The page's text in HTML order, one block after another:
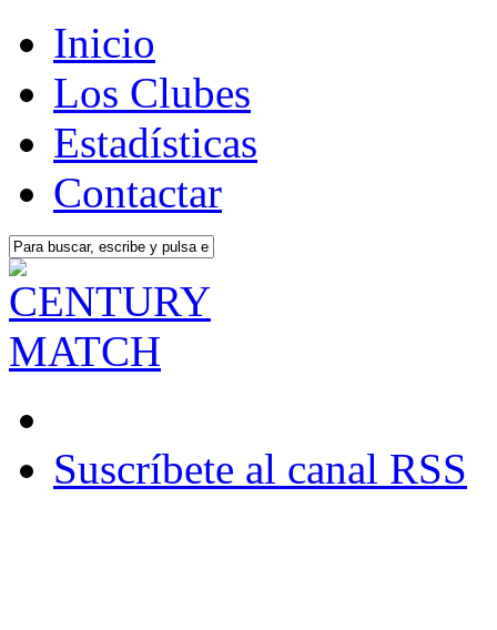
Inicio
Los Clubes
Estadísticas
Contactar
Suscríbete al canal RSS